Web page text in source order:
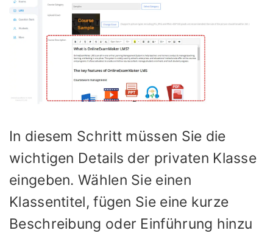
In diesem Schritt müssen Sie die
wichtigen Details der privaten Klasse
eingeben. Wählen Sie einen
Klassentitel, fügen Sie eine kurze
Beschreibung oder Einführung hinzu